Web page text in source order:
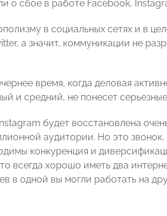
о сбое в работе Facebook,
в социальных сетях и в
а значит, коммуникации не
время, когда деловая
и средний, не понесет
будет восстановлена
аудитории. Но это звонок,
конкуренция и
всегда хорошо иметь два
в одной вы могли работать на